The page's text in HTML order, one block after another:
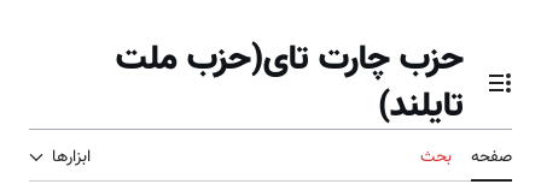
تغییر وضعیت فهرست محتویات
حزب چارت تای(حزب ملت
تایلند)
صفحه بحث ابزارها